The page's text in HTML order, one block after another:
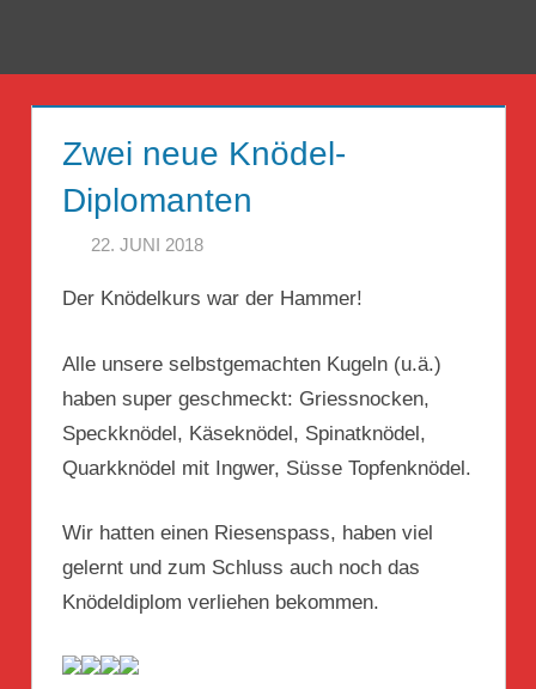
Guckloch
Herr
Geheimrat
auf
Reisen
Zwei neue Knödel-
Diplomanten
22. JUNI 2018
Der Knödelkurs war der Hammer!
Alle unsere selbstgemachten Kugeln (u.ä.)
haben super geschmeckt: Griessnocken,
Speckknödel, Käseknödel, Spinatknödel,
Quarkknödel mit Ingwer, Süsse Topfenknödel.
Wir hatten einen Riesenspass, haben viel
gelernt und zum Schluss auch noch das
Knödeldiplom verliehen bekommen.